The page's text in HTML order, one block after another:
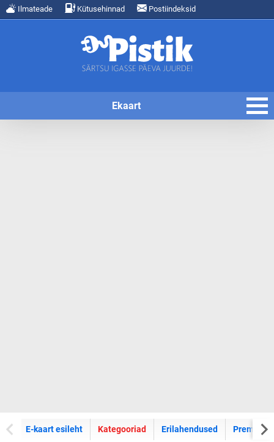
Ilmateade Kütusehinnad Postiindeksid
Ekaart
E-kaart esileht E-kaartide
Kategooriad Erilahendused Premium